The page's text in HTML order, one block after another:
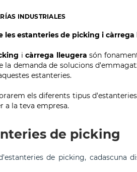
INDUSTRIALES
les estanteries de picking i càrrega
icàrrega lleugera són
la demanda de solucions
estanteries.
els diferents tipus
a la teva empresa.
de picking
de picking, cadascuna